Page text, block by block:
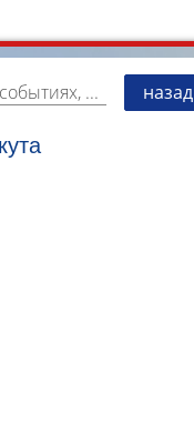
объявления, имеющие функцию "поднятия вверх списка". назад